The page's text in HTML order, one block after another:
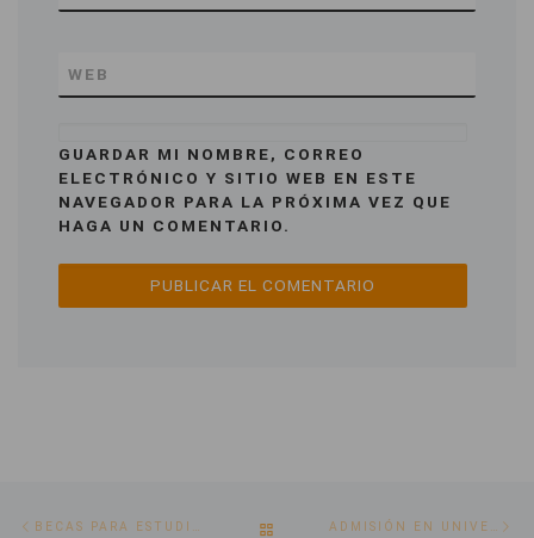
WEB
GUARDAR MI NOMBRE, CORREO
ELECTRÓNICO Y SITIO WEB EN ESTE
NAVEGADOR PARA LA PRÓXIMA VEZ QUE
HAGA UN COMENTARIO.
Post
Previous
BECAS PARA ESTUDIAR EN ESPAÑA: FUNDACIÓN UNIVERSITARIA SAN PABLO ADMISIÓN EN UNIVERSIDAD PRIVADA EN ESPAÑA: IE UNIVERSITY